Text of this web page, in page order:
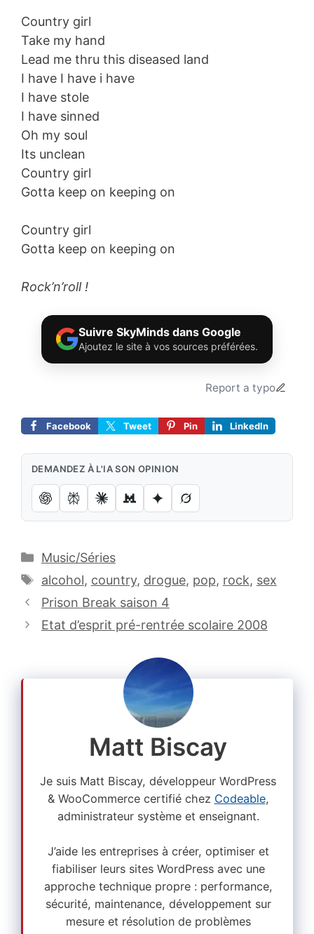
Country girl
Take my hand
Lead me thru this diseased land
I have I have i have
I have stole
I have sinned
Oh my soul
Its unclean
Country girl
Gotta keep on keeping on
Country girl
Gotta keep on keeping on
Rock’n’roll !
Suivre SkyMinds dans Google
Ajoutez le site à vos sources préférées.
Report a typo
Facebook Tweet Pin LinkedIn
DEMANDEZ À L'IA SON OPINION
Catégories
Music/Séries
Étiquettes
alcohol, country, drogue, pop, rock, sex
Prison Break saison 4
Etat d’esprit pré-rentrée scolaire 2008
Matt Biscay
Je suis Matt Biscay, développeur WordPress
& WooCommerce certifié chez Codeable,
administrateur système et enseignant.
J’aide les entreprises à créer, optimiser et
fiabiliser leurs sites WordPress avec une
approche technique propre : performance,
sécurité, maintenance, développement sur
mesure et résolution de problèmes